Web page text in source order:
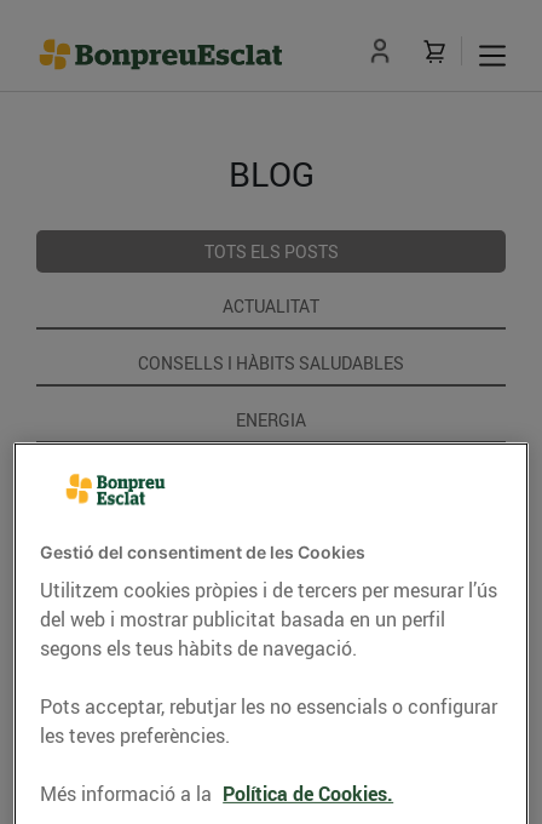
BLOG
TOTS ELS POSTS
ACTUALITAT
CONSELLS I HÀBITS SALUDABLES
ENERGIA
GASTRONOMIA I TRADICIONS
Gestió del consentiment de les Cookies
Utilitzem cookies pròpies i de tercers per mesurar l’ús
del web i mostrar publicitat basada en un perfil
segons els teus hàbits de navegació.
Pots acceptar, rebutjar les no essencials o configurar
les teves preferències.
Més informació a la Política de Cookies.